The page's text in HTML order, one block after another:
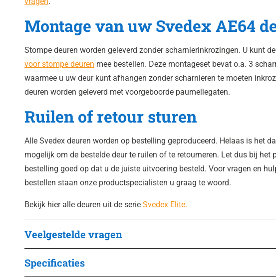
Montage van uw Svedex AE64
Stompe deuren worden geleverd zonder scharnierinkrozingen. U kunt de
voor stompe deuren mee bestellen. Deze montageset bevat o.a. 3
waarmee u uw deur kunt afhangen zonder scharnieren te moeten
deuren worden geleverd met voorgeboorde paumellegaten.
Ruilen of retour sturen
Alle Svedex deuren worden op bestelling geproduceerd. Helaas is het
mogelijk om de bestelde deur te ruilen of te retourneren. Let dus bij het
bestelling goed op dat u de juiste uitvoering besteld. Voor vragen en
bestellen staan onze productspecialisten u graag te woord.
Bekijk hier alle deuren uit de serie Svedex Elite.
Veelgestelde vragen
Specificaties